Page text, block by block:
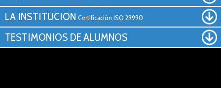
LA INSTITUCION Certificación ISO 29990
TESTIMONIOS DE ALUMNOS